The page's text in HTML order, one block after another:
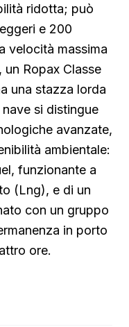
ridotta; può
e 200
velocità massima
Ropax Classe
una stazza lorda
si distingue
avanzate,
ambientale:
funzionante a
(Lng), e di un
con un gruppo
in porto
ore.